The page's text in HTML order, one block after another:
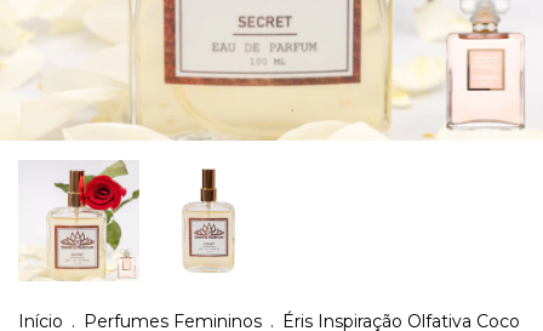
Início . Perfumes Femininos . Éris Inspiração Olfativa Coco